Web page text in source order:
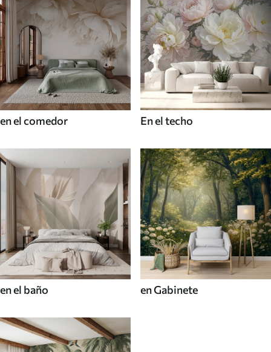
en el comedor En el techo
en el baño en Gabinete